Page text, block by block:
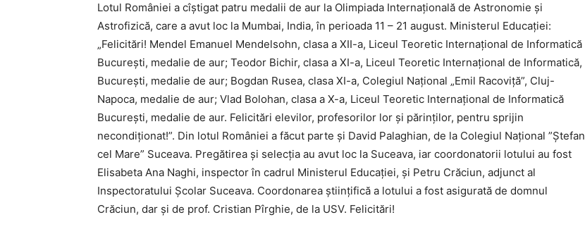
Lotul României a cîștigat patru medalii de aur la Olimpiada Internațională de Astronomie și
Astrofizică, care a avut loc la Mumbai, India, în perioada 11 – 21 august. Ministerul Educației:
„Felicitări! Mendel Emanuel Mendelsohn, clasa a XII-a, Liceul Teoretic Internațional de Informatică
București, medalie de aur; Teodor Bichir, clasa a XI-a, Liceul Teoretic Internațional de Informatică,
București, medalie de aur; Bogdan Rusea, clasa XI-a, Colegiul Național „Emil Racoviță”, Cluj-
Napoca, medalie de aur; Vlad Bolohan, clasa a X-a, Liceul Teoretic Internațional de Informatică
București, medalie de aur. Felicitări elevilor, profesorilor lor și părinților, pentru sprijin
necondiționat!”. Din lotul României a făcut parte și David Palaghian, de la Colegiul Național ”Ștefan
cel Mare” Suceava. Pregătirea și selecția au avut loc la Suceava, iar coordonatorii lotului au fost
Elisabeta Ana Naghi, inspector în cadrul Ministerul Educației, și Petru Crăciun, adjunct al
Inspectoratului Școlar Suceava. Coordonarea științifică a lotului a fost asigurată de domnul
Crăciun, dar și de prof. Cristian Pîrghie, de la USV. Felicitări!